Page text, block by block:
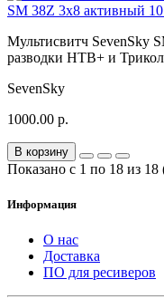
SM 38Z 3х8 активный
Мультисвитч SevenSky
разводки НТВ+ и
SevenSky
1000.00 р.
В корзину
Показано с 1 по 18 из 18
Информация
О нас
Доставка
ПО для ресиверов